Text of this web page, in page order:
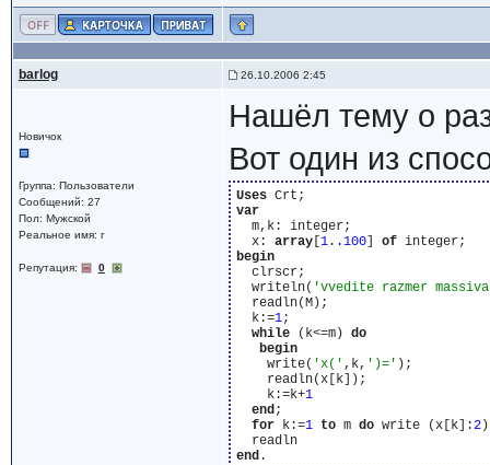
barlog 26.10.2006 2:45
Новичок
Группа: Пользователи
Сообщений: 27
Пол: Мужской
Реальное имя: г
Репутация: 0
Нашёл тему о
Вот один из
Uses
var
  m,k: integer;
  x:
array[ 1. .100] of
begin
  clrscr;
  writeln(
'vvedite razmer
  readln(M);
  k:=
1;
while (k<=m) do
begin
    write(
'x(' ,k, ')=' );
    readln(x[k]);
    k:=k+
1
end;
for k:=1 to m do write (x[k]:2
  readln
end